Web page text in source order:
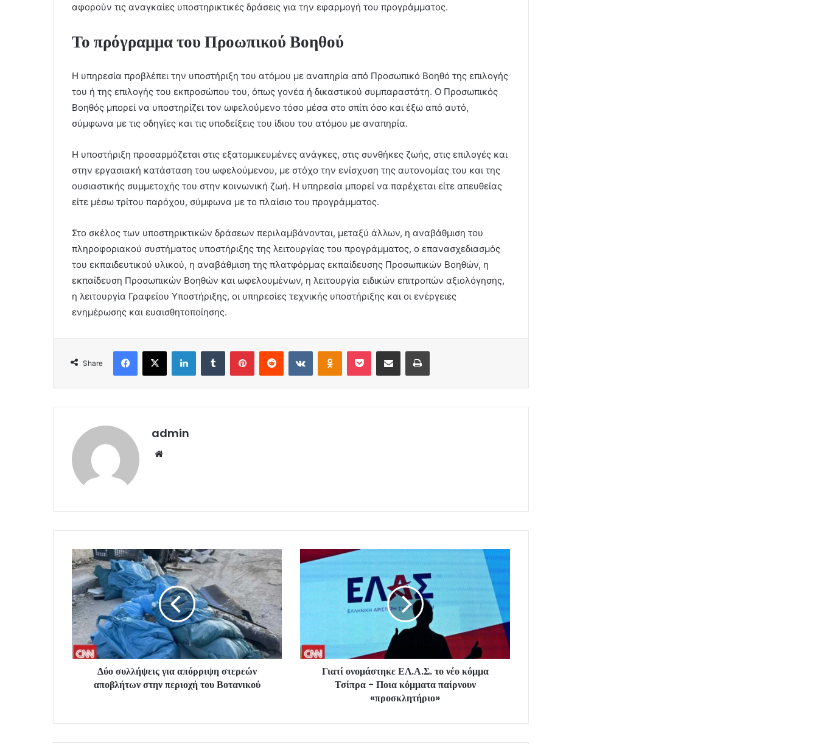
αφορούν τις αναγκαίες υποστηρικτικές δράσεις για την εφαρμογή του προγράμματος.
Το πρόγραμμα του Προωπικού Βοηθού
Η υπηρεσία προβλέπει την υποστήριξη του ατόμου με αναπηρία από Προσωπικό Βοηθό της επιλογής
του ή της επιλογής του εκπροσώπου του, όπως γονέα ή δικαστικού συμπαραστάτη. Ο Προσωπικός
Βοηθός μπορεί να υποστηρίζει τον ωφελούμενο τόσο μέσα στο σπίτι όσο και έξω από αυτό,
σύμφωνα με τις οδηγίες και τις υποδείξεις του ίδιου του ατόμου με αναπηρία.
Η υποστήριξη προσαρμόζεται στις εξατομικευμένες ανάγκες, στις συνθήκες ζωής, στις επιλογές και
στην εργασιακή κατάσταση του ωφελούμενου, με στόχο την ενίσχυση της αυτονομίας του και της
ουσιαστικής συμμετοχής του στην κοινωνική ζωή. Η υπηρεσία μπορεί να παρέχεται είτε απευθείας
είτε μέσω τρίτου παρόχου, σύμφωνα με το πλαίσιο του προγράμματος.
Στο σκέλος των υποστηρικτικών δράσεων περιλαμβάνονται, μεταξύ άλλων, η αναβάθμιση του
πληροφοριακού συστήματος υποστήριξης της λειτουργίας του προγράμματος, ο επανασχεδιασμός
του εκπαιδευτικού υλικού, η αναβάθμιση της πλατφόρμας εκπαίδευσης Προσωπικών Βοηθών, η
εκπαίδευση Προσωπικών Βοηθών και ωφελουμένων, η λειτουργία ειδικών επιτροπών αξιολόγησης,
η λειτουργία Γραφείου Υποστήριξης, οι υπηρεσίες τεχνικής υποστήριξης και οι ενέργειες
ενημέρωσης και ευαισθητοποίησης.
Share
Facebook
X LinkedInTumblr PinterestReddit VKontakteOdnoklassniki
Pocket Share via Email Print
admin
Δύο συλλήψεις για απόρριψη στερεών
αποβλήτων στην περιοχή του Βοτανικού
Γιατί ονομάστηκε ΕΛ.Α.Σ. το νέο κόμμα
Τσίπρα - Ποια κόμματα παίρνουν
«προσκλητήριο»